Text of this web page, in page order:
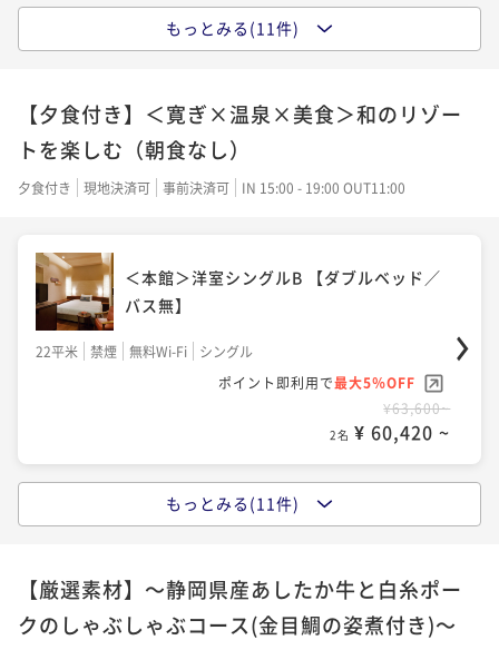
ベット】
90平米 禁煙 無料Wi-Fi
フォース
ポイント即利用で最大5％OFF
【ツインベッド】
ポイント即利用で最大5％OFF
¥83,600~
¥ 79,420 ~
＜西館＞温泉半露天付 和洋室B 【ツイン
ベッド】
＜西館＞洋室シングルA 【ダブルベッド／
24平米 禁煙 無料Wi-Fi
ダブル
ポイント即利用で
¥67,600~
＜本館＞洋室ツイン 【ツインベッド】
ツイン
最大5％OFF
¥75,600~
2名 ¥ 71,820 ~
59平米 禁煙 無料Wi-Fi 和室
もっとみる(11件)
【夕食付き】＜寛ぎ×温泉×美食＞和のリゾー
トを楽しむ（朝食なし）
夕食付き 現地決済可 事前決済可 IN 15:00 - 19:00 OUT11:00
＜本館＞洋室シングルB 【ダブルベッド／
バス無】
22平米 禁煙 無料Wi-Fi
シングル
ポイント即利用で最大5％OFF
¥63,600~
2名 ¥ 60,420 ~
＜西館＞洋室シングルA 【ダブルベッド／
24平米 禁煙 無料Wi-Fi
ダブル
ポイント即利用で最大5％OFF
もっとみる(11件)
【厳選素材】～静岡県産あしたか牛と白糸ポー
クのしゃぶしゃぶコース(金目鯛の姿煮付き)～